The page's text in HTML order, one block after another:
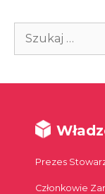
Szukaj:
Prezes
Członkowie